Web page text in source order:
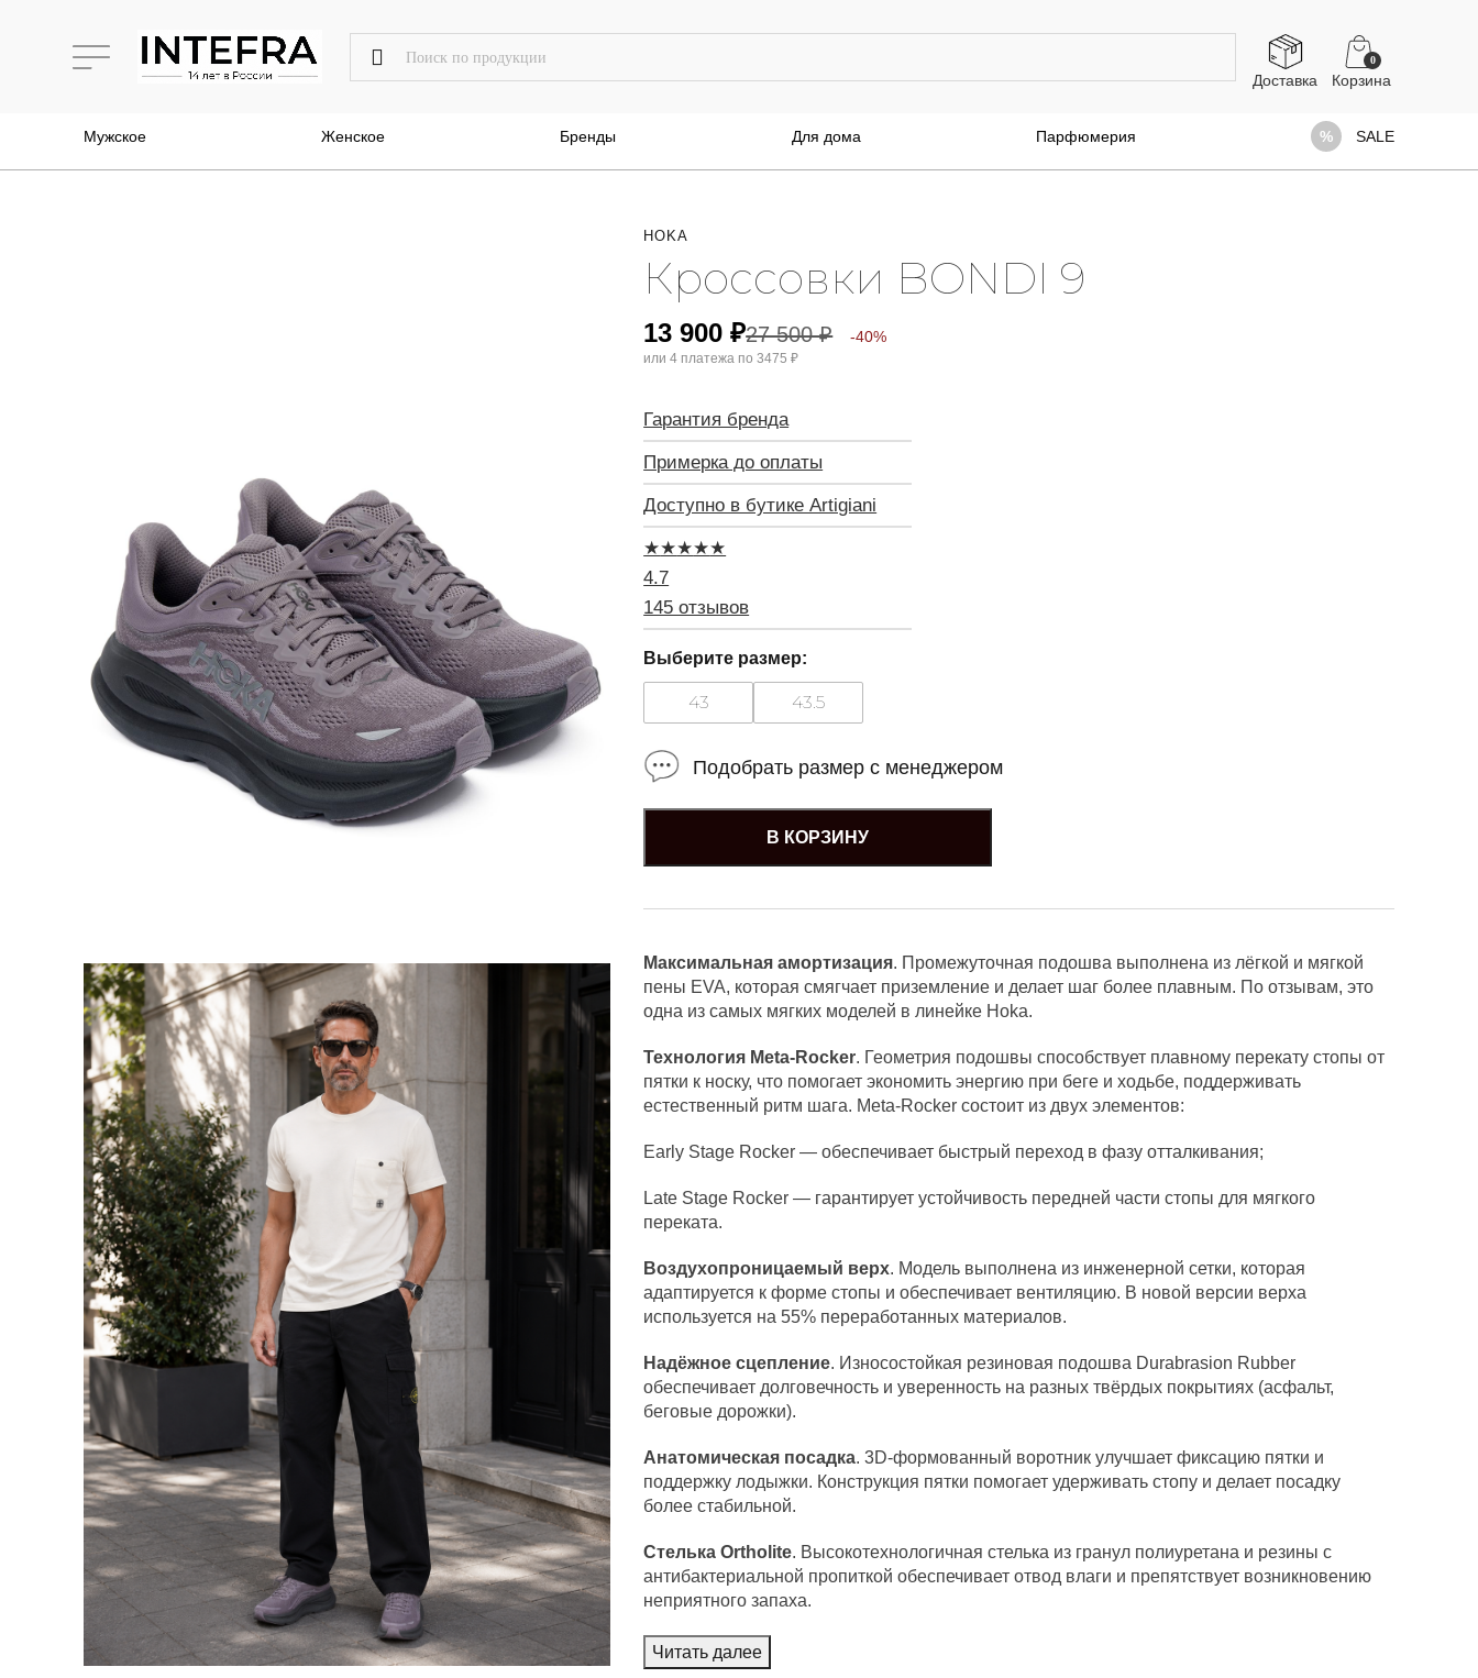
Доставка
0
Мужское Женское Бренды Для дома Парфюмерия SALE
HOKA
Кроссовки BONDI 9
13 900₽27 500₽ -40%
или 4 платежа по3475 ₽
Гарантия бренда
Примерка до оплаты
Доступно в бутике Artigiani
★★★★★
4.7
145 отзывов
Максимальная амортизация. Промежуточная подошва выполнена из лёгкой и мягкой
пены EVA, которая смягчает приземление и делает шаг более плавным. По отзывам, это
одна из самых мягких моделей в линейке Hoka.
Технология Meta-Rocker. Геометрия подошвы способствует плавному перекату стопы от
пятки к носку, что помогает экономить энергию при беге и ходьбе, поддерживать
естественный ритм шага. Meta-Rocker состоит из двух элементов:
Early Stage Rocker — обеспечивает быстрый переход в фазу отталкивания;
Late Stage Rocker — гарантирует устойчивость передней части стопы для мягкого
переката.
Воздухопроницаемый верх. Модель выполнена из инженерной сетки, которая
адаптируется к форме стопы и обеспечивает вентиляцию. В новой версии верха
используется на 55% переработанных материалов.
Надёжное сцепление. Износостойкая резиновая подошва Durabrasion Rubber
обеспечивает долговечность и уверенность на разных твёрдых покрытиях (асфальт,
беговые дорожки).
Анатомическая посадка. 3D-формованный воротник улучшает фиксацию пятки и
поддержку лодыжки. Конструкция пятки помогает удерживать стопу и делает посадку
более стабильной.
Стелька Ortholite. Высокотехнологичная стелька из гранул полиуретана и резины с
антибактериальной пропиткой обеспечивает отвод влаги и препятствует возникновению
неприятного запаха.
Читать далее
Выберите размер:
43 43.5
Подобрать размер с менеджером
В КОРЗИНУ